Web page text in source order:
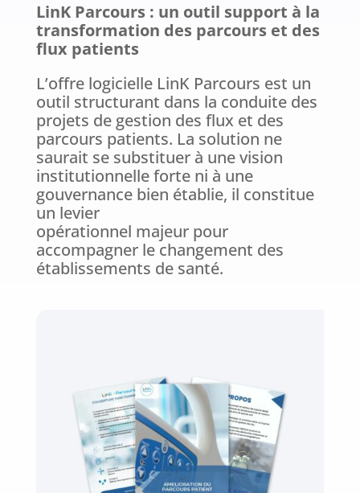
LinK Parcours : un outil support à la
transformation des parcours et des
flux patients
L’offre logicielle LinK Parcours est un
outil structurant dans la conduite des
projets de gestion des flux et des
parcours patients. La solution ne
saurait se substituer à une vision
institutionnelle forte ni à une
gouvernance bien établie, il constitue
un levier
opérationnel majeur pour
accompagner le changement des
établissements de santé.